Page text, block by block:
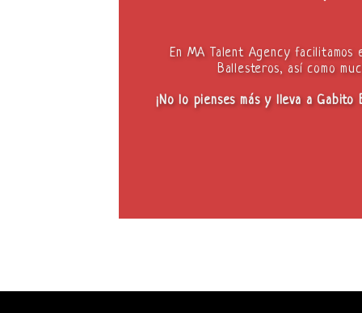
En MA Talent Agency
Ballesteros, así como
¡No lo pienses más y lleva a